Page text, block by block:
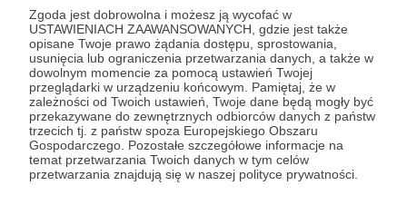
Zgoda jest dobrowolna i możesz ją wycofać w
USTAWIENIACH ZAAWANSOWANYCH, gdzie jest także
opisane Twoje prawo żądania dostępu, sprostowania,
usunięcia lub ograniczenia przetwarzania danych, a także w
dowolnym momencie za pomocą ustawień Twojej
przeglądarki w urządzeniu końcowym. Pamiętaj, że w
zależności od Twoich ustawień, Twoje dane będą mogły być
przekazywane do zewnętrznych odbiorców danych z państw
trzecich tj. z państw spoza Europejskiego Obszaru
Gospodarczego. Pozostałe szczegółowe informacje na
temat przetwarzania Twoich danych w tym celów
przetwarzania znajdują się w naszej polityce prywatności.
szkoły ponadpodstawowe). Oczywiście
również do naszej internetowejAlei Patronów
😊
Patroni: 0
99 zł